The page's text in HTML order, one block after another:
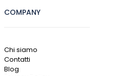
COMPANY
Chi siamo
Contatti
Blog